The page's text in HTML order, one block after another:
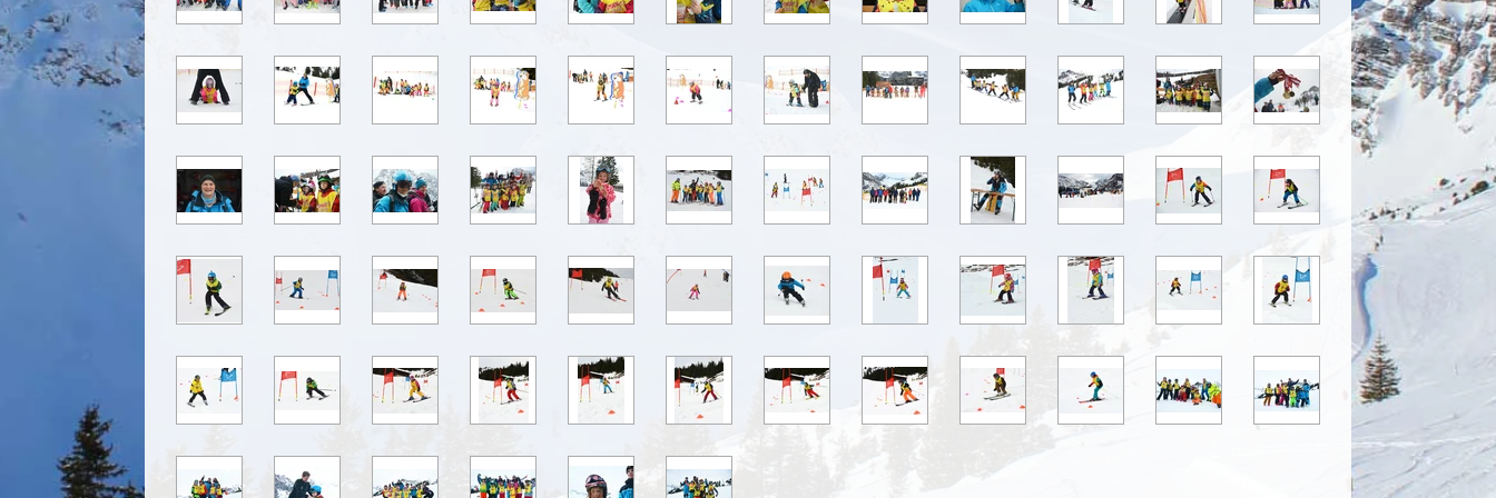
/Hüttenputz
Ausflug Sölden
Basar
ASVÖ Skitag Zürs
Schikurs Anfänger
Schikurs Fortgeschritten
VM Siegerehrung
Hüttenübernachtung
JHV
Schikurs
Schikurs Abschluss
Fortgeschrittene
Schikurs Abschluss
Anfänger
Kids
Flurreinigung
JHV
Basar
Skikurs Anfänger
Skikurs Fortgeschrittene
Skikurs Abschlussrennen
2022
SCO Rennen
Vereinsmeisterschaft
Hüttenwochenende SVT
Kids
JHV
2021
Hock Montikel & SCO
Preisübergabe
Jahreshauptversammlung
Schikurs
2020
SCO Brand
Fasching
2019
St. Corneli Night-Race
SCO Kinder RTL Brand